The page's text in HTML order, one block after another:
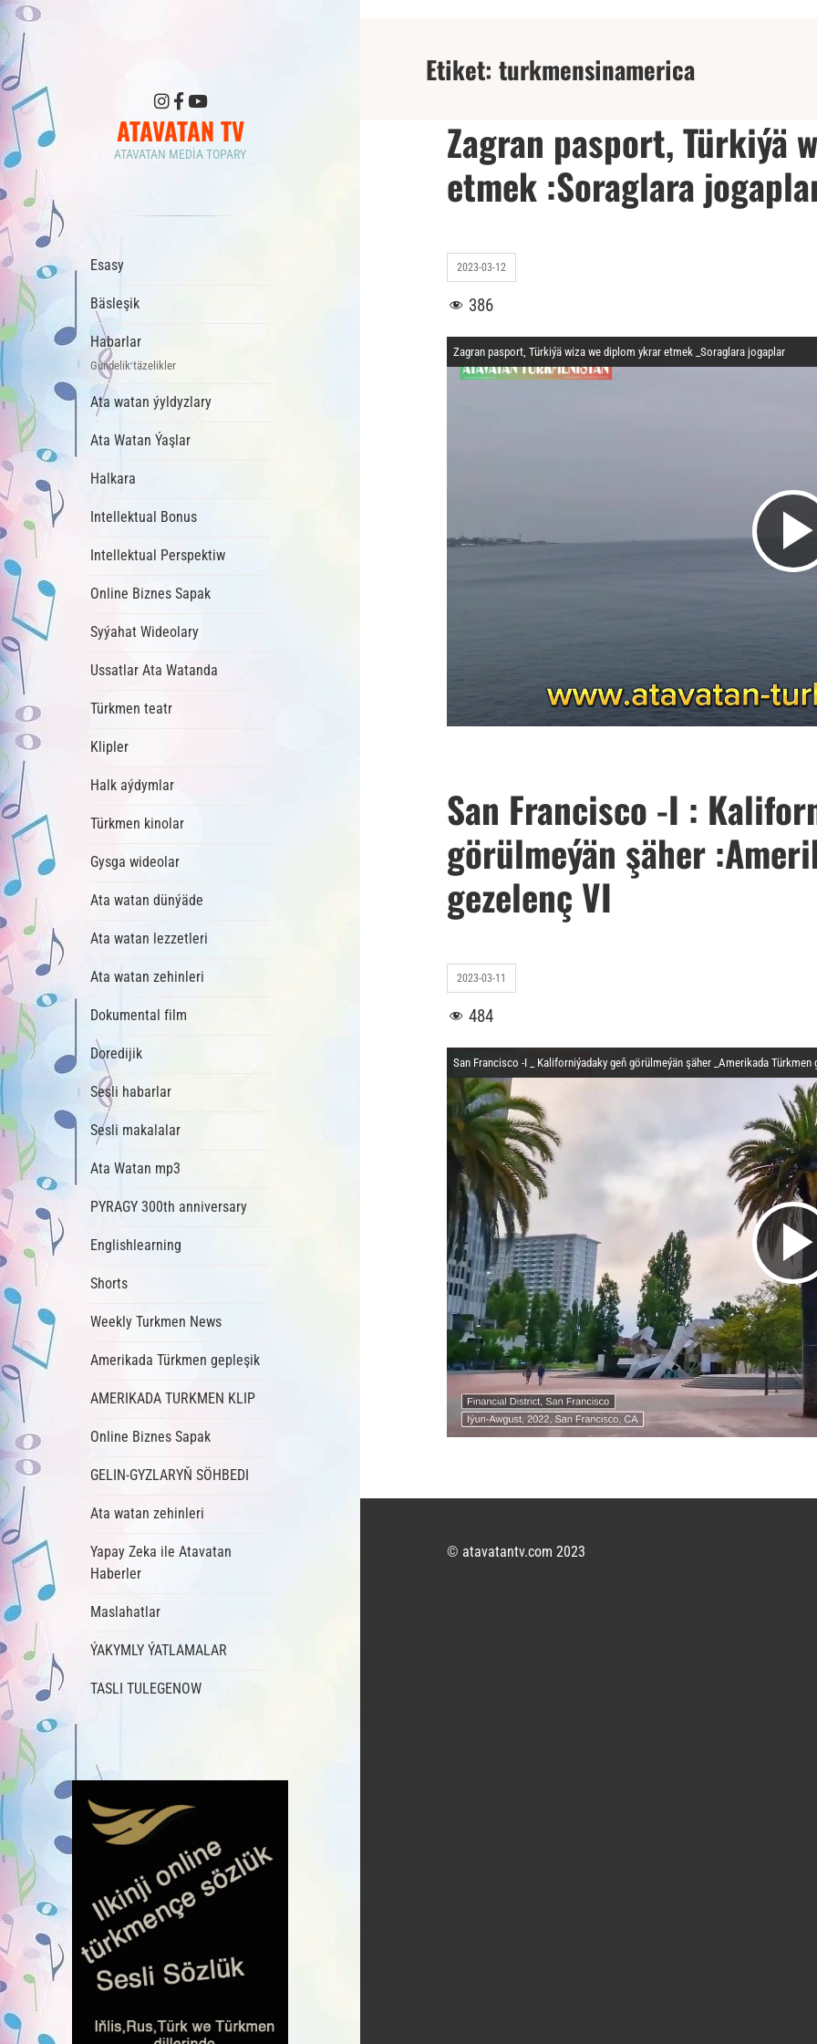
ATAVATAN TV
ATAVATAN MEDIA TOPARY
Esasy
Bäsleşik
Habarlar
Gündelik täzelikler
Ata watan ýyldyzlary
Ata Watan Ýaşlar
Halkara
Intellektual Bonus
Intellektual Perspektiw
Online Biznes Sapak
Syýahat Wideolary
Ussatlar Ata Watanda
Türkmen teatr
Klipler
Halk aýdymlar
Türkmen kinolar
Gysga wideolar
Ata watan dünýäde
Ata watan lezzetleri
Ata watan zehinleri
Dokumental film
Doredijik
Sesli habarlar
Sesli makalalar
Ata Watan mp3
PYRAGY 300th anniversary
Englishlearning
Shorts
Weekly Turkmen News
Amerikada Türkmen gepleşik
AMERIKADA TURKMEN KLIP
Online Biznes Sapak
GELIN-GYZLARYŇ SÖHBEDI
Ata watan zehinleri
Yapay Zeka ile Atavatan
Haberler
Maslahatlar
ÝAKYMLY ÝATLAMALAR
TASLI TULEGENOW
Etiket:turkmensinamerica
Zagran pasport, Türkiýä
etmek :Soraglara
2023-03-12
386
Zagran pasport, Türkiýä wiza we diplom ykrar etmek _Soraglara jogaplar
San Francisco -I :
görülmeýän şäher
gezelenç VI
2023-03-11
484
San Francisco -I _ Kaliforniýadaky geň görülmeýän şäher _Amerikada Türkmen
© atavatantv.com 2023